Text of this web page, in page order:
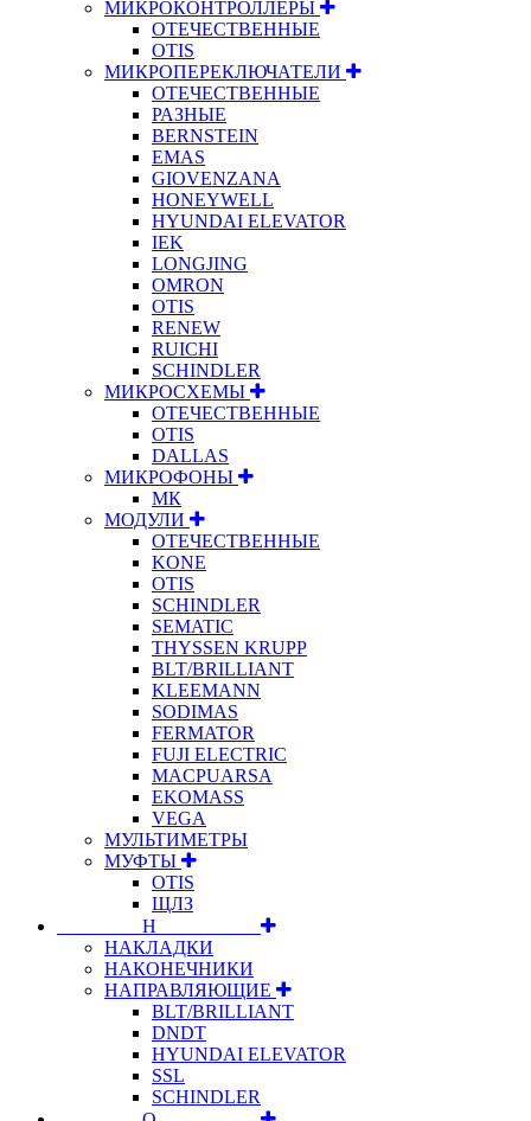
МИКРОКОНТРОЛЛЕРЫ
ОТЕЧЕСТВЕННЫЕ
OTIS
МИКРОПЕРЕКЛЮЧАТЕЛИ
ОТЕЧЕСТВЕННЫЕ
РАЗНЫЕ
BERNSTEIN
EMAS
GIOVENZANA
HONEYWELL
HYUNDAI ELEVATOR
IEK
LONGJING
OMRON
OTIS
RENEW
RUICHI
SCHINDLER
МИКРОСХЕМЫ
ОТЕЧЕСТВЕННЫЕ
OTIS
DALLAS
МИКРОФОНЫ
МК
МОДУЛИ
ОТЕЧЕСТВЕННЫЕ
KONE
OTIS
SCHINDLER
SEMATIC
THYSSEN KRUPP
BLT/BRILLIANT
KLEEMANN
SODIMAS
FERMATOR
FUJI ELECTRIC
MACPUARSA
EKOMASS
VEGA
МУЛЬТИМЕТРЫ
МУФТЫ
OTIS
ЩЛЗ
⠀⠀⠀⠀⠀⠀Н⠀⠀⠀⠀⠀⠀⠀
НАКЛАДКИ
НАКОНЕЧНИКИ
НАПРАВЛЯЮЩИЕ
BLT/BRILLIANT
DNDT
HYUNDAI ELEVATOR
SSL
SCHINDLER